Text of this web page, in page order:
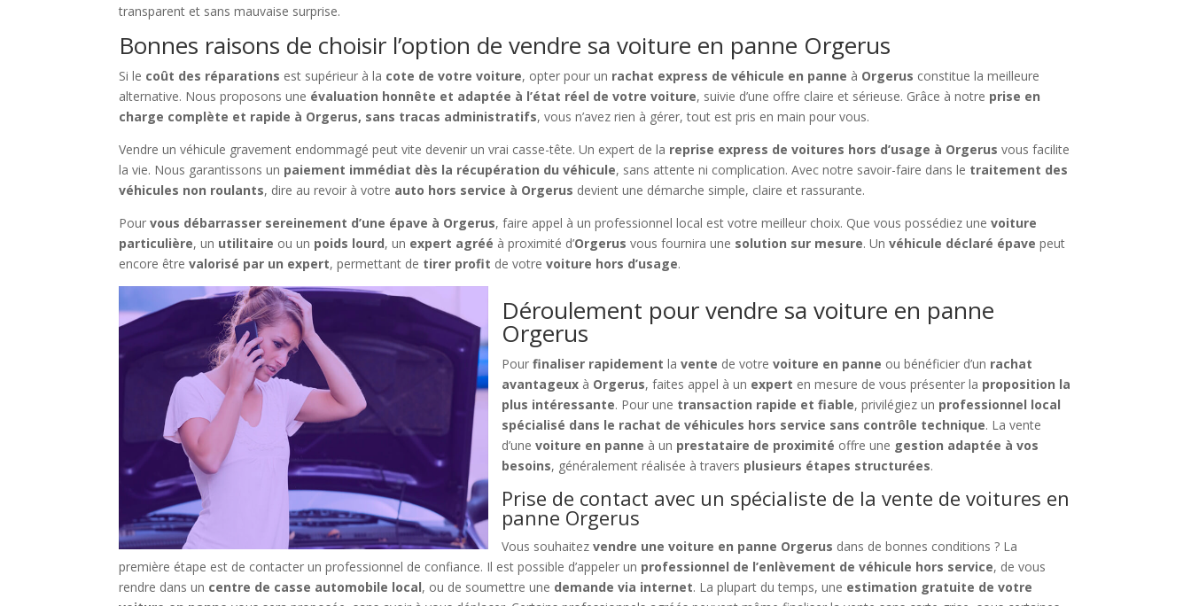
transparent et sans mauvaise surprise.
Bonnes raisons de choisir l’option de vendre sa voiture en panne Orgerus
Si le coût des réparations est supérieur à la cote de votre voiture, opter pour un rachat express de véhicule en panne à Orgerus constitue la meilleure
alternative. Nous proposons une évaluation honnête et adaptée à l’état réel de votre voiture, suivie d’une offre claire et sérieuse. Grâce à notre prise en
charge complète et rapide à Orgerus, sans tracas administratifs, vous n’avez rien à gérer, tout est pris en main pour vous.
Vendre un véhicule gravement endommagé peut vite devenir un vrai casse-tête. Un expert de la reprise express de voitures hors d’usage à Orgerus vous facilite
la vie. Nous garantissons un paiement immédiat dès la récupération du véhicule, sans attente ni complication. Avec notre savoir-faire dans le traitement des
véhicules non roulants, dire au revoir à votre auto hors service à Orgerus devient une démarche simple, claire et rassurante.
Pourvous débarrasser sereinement d’une épave à Orgerus, faire appel à un professionnel local est votre meilleur choix. Que vous possédiez unevoiture
particulière, un utilitaire ou un poids lourd, un expert agréé à proximité d’Orgerus vous fournira une solution sur mesure. Unvéhicule déclaré épave peut
encore êtrevalorisé par un expert, permettant de tirer profit de votrevoiture hors d’usage.
Déroulement pour vendre sa voiture en panne
Orgerus
Pourfinaliser rapidement lavente de votrevoiture en panne ou bénéficier d’un rachat
avantageux à Orgerus, faites appel à un expert en mesure de vous présenter la proposition la
plus intéressante. Pour une transaction rapide et fiable, privilégiez un professionnel local
spécialisé dans le rachat de véhicules hors service sans contrôle technique. La vente
d’unevoiture en panne à un prestataire de proximité offre une gestion adaptée à vos
besoins, généralement réalisée à travers plusieurs étapes structurées.
Prise de contact avec un spécialiste de la vente de voitures en
panne Orgerus
Vous souhaitezvendre une voiture en panne Orgerus dans de bonnes conditions ? La
première étape est de contacter un professionnel de confiance. Il est possible d’appeler un professionnel de l’enlèvement de véhicule hors service, de vous
rendre dans un centre de casse automobile local, ou de soumettre une demande via internet. La plupart du temps, une estimation gratuite de votre